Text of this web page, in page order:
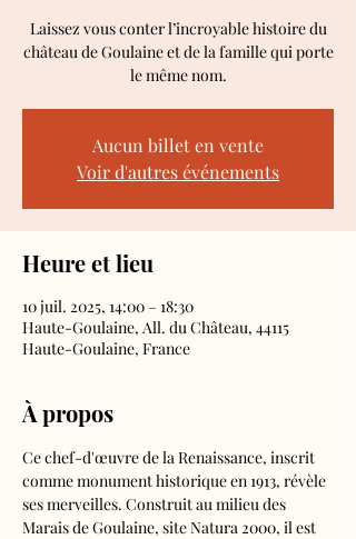
Laissez vous conter l’incroyable histoire du
château de Goulaine et de la famille qui porte
le même nom.
Aucun billet en vente
Voir d'autres événements
Heure et lieu
10 juil. 2025, 14:00 – 18:30
Haute-Goulaine, All. du Château, 44115
Haute-Goulaine, France
À propos
Ce chef-d'œuvre de la Renaissance, inscrit
comme monument historique en 1913, révèle
ses merveilles. Construit au milieu des
Marais de Goulaine, site Natura 2000, il est